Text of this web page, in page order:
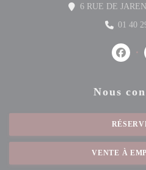
6 RUE DE
01 40
Nous
VENTE À